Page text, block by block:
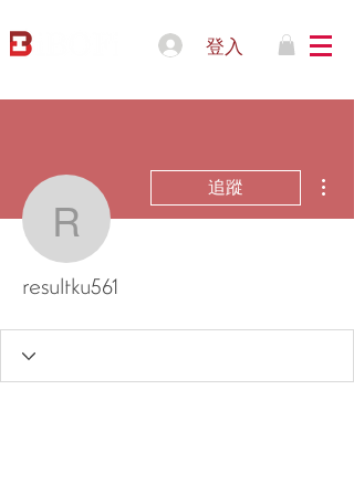
登入
resultku561
追蹤
resultku561